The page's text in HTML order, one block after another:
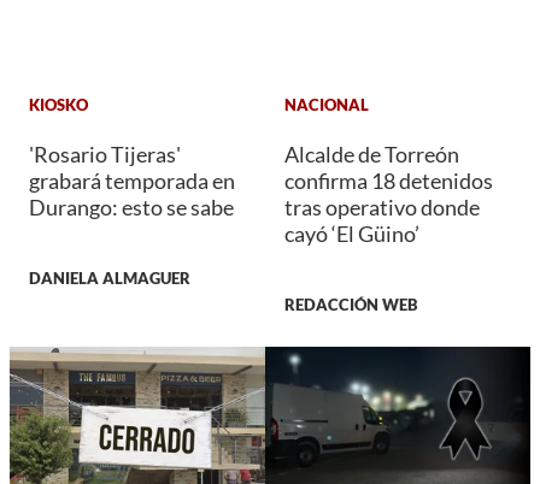
KIOSKO
'Rosario Tijeras'
grabará temporada en
Durango: esto se sabe
DANIELA ALMAGUER
NACIONAL
Alcalde de Torreón
confirma 18 detenidos
tras operativo donde
cayó ‘El Güino’
REDACCIÓN WEB